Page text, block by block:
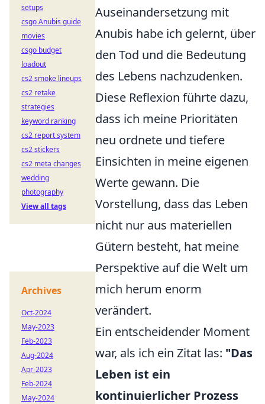
Auseinandersetzung mit
Anubis habe ich gelernt, über
den Tod und die Bedeutung
des Lebens nachzudenken.
Diese Reflexion führte dazu,
dass ich meine Prioritäten
neu ordnete und tiefere
Einsichten in meine eigenen
Werte gewann. Die
Vorstellung, dass das Leben
nicht nur aus materiellen
Gütern besteht, hat meine
Perspektive auf die Welt um
mich herum enorm
verändert.
Ein entscheidender Moment
war, als ich ein Zitat las: "Das
Leben ist ein
kontinuierlicher Prozess
setups
csgo Anubis guide
movies
csgo budget
loadout
cs2 smoke lineups
cs2 retake
strategies
keyword ranking
cs2 report system
cs2 stickers
cs2 meta changes
wedding
photography
View all tags
Archives
Oct-2024
May-2023
Feb-2023
Aug-2024
Apr-2023
Feb-2024
May-2024